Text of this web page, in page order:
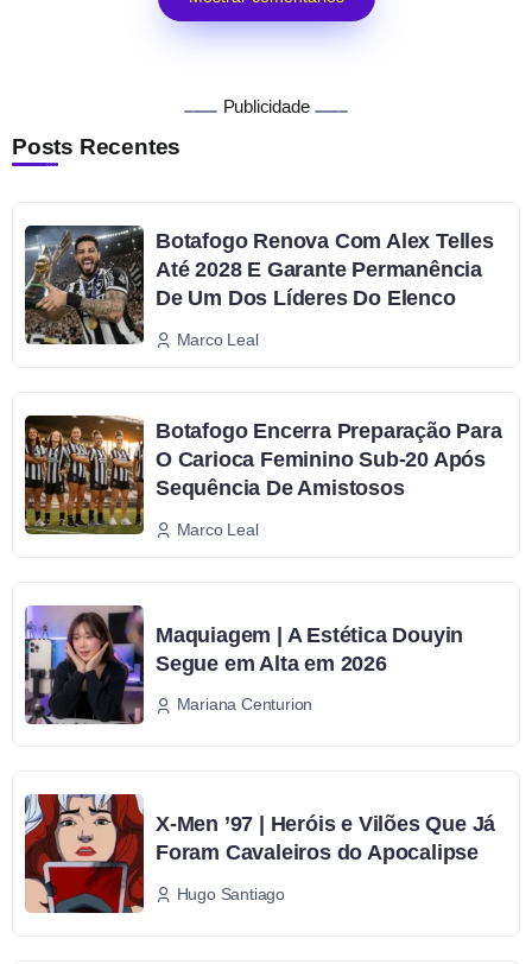
Publicidade
Posts Recentes
Botafogo Renova Com Alex Telles
Até 2028 E Garante Permanência
De Um Dos Líderes Do Elenco
Marco Leal
Botafogo Encerra Preparação Para
O Carioca Feminino Sub-20 Após
Sequência De Amistosos
Marco Leal
Maquiagem | A Estética Douyin
Segue em Alta em 2026
Mariana Centurion
X-Men ’97 | Heróis e Vilões Que Já
Foram Cavaleiros do Apocalipse
Hugo Santiago